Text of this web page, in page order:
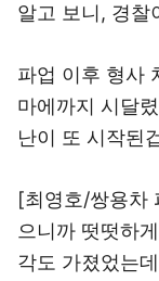
알고 보니, 경찰
파업 이후 형사
마에까지 시달
난이 또 시작된
[최영호/쌍용차
으니까 떳떳하
각도 가졌었는